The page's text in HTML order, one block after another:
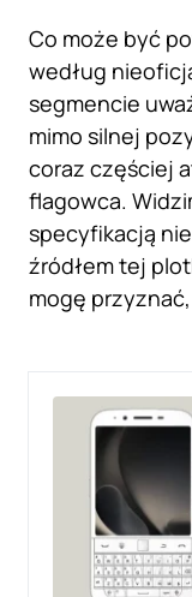
Co może być
według
segmencie
mimo silnej
coraz częściej
flagowca.
specyfikacją
źródłem tej
mogę